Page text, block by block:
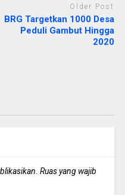
Older Post
BRG Targetkan 1000 Desa
Peduli Gambut Hingga
2020
Ruas yang wajib